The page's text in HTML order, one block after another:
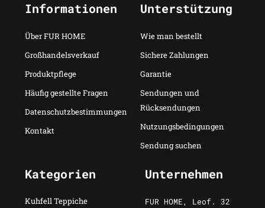
Informationen
Über FUR HOME
Großhandelsverkauf
Produktpflege
Häufig gestellte Fragen
Datenschutzbestimmungen
Kontakt
Unterstützung
Wie man bestellt
Sichere Zahlungen
Garantie
Sendungen und
Rücksendungen
Nutzungsbedingungen
Sendung suchen
Kategorien
Kuhfell Teppiche
Unternehmen
FUR HOME, Leof. 32